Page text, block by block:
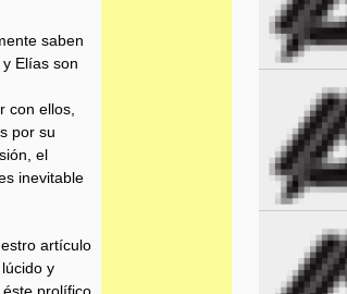
saben
Elías son
con ellos,
por su
el
inevitable
artículo
y